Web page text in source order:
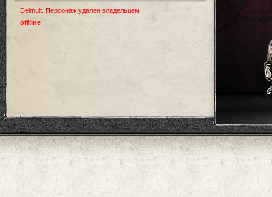
Delmult. Персонаж удален владельцем
offline